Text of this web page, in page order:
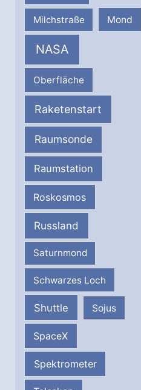
Milchstraße Mond
NASA
Oberfläche
Raketenstart
Raumsonde
Raumstation
Roskosmos
Russland
Saturnmond
Schwarzes Loch
Shuttle Sojus
SpaceX
Spektrometer